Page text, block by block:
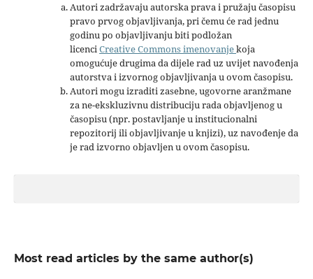
Autori zadržavaju autorska prava i pružaju časopisu
pravo prvog objavljivanja, pri čemu će rad jednu
godinu po objavljivanju biti podložan
licenciCreative Commons imenovanjekoja
omogućuje drugima da dijele rad uz uvijet navođenja
autorstva i izvornog objavljivanja u ovom časopisu.
Autori mogu izraditi zasebne, ugovorne aranžmane
za ne-ekskluzivnu distribuciju rada objavljenog u
časopisu (npr. postavljanje u institucionalni
repozitorij ili objavljivanje u knjizi), uz navođenje da
je rad izvorno objavljen u ovom časopisu.
Most read articles by the same author(s)